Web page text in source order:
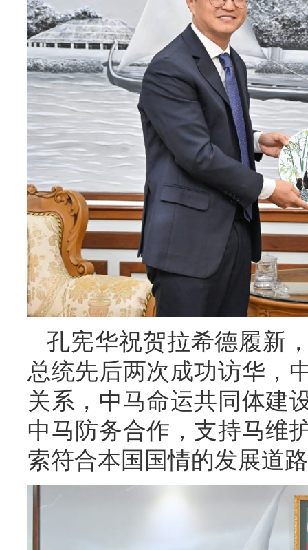
孔宪华祝贺拉希德履新
总统先后两次成功访华，
关系，中马命运共同体建
中马防务合作，支持马维
索符合本国国情的发展道